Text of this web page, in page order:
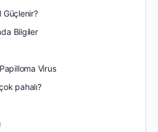
Güçlenir?
Bilgiler
Virus
pahalı?